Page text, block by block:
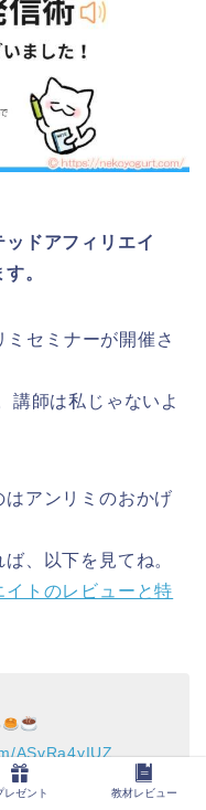
ドアフィリエイ
。
セミナーが開催さ
講師は私じゃないよ
アンリミのおかげ
、以下を見てね。
トのレビューと特
ASvRa4yIUZ
レゼント 教材レビュー